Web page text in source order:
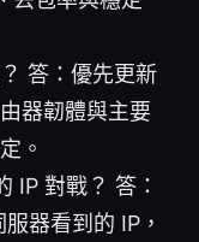
答：優先更新
器韌體與主要
。
IP 對戰？ 答：
器看到的 IP，